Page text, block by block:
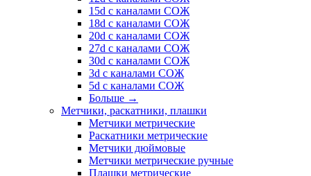
15d с каналами СОЖ
18d с каналами СОЖ
20d с каналами СОЖ
27d с каналами СОЖ
30d с каналами СОЖ
3d с каналами СОЖ
5d с каналами СОЖ
Больше →
Метчики, раскатники, плашки
Метчики метрические
Раскатники метрические
Метчики дюймовые
Метчики метрические ручные
Плашки метрические